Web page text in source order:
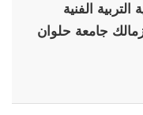
التربية الفنية
جامعة حلوان